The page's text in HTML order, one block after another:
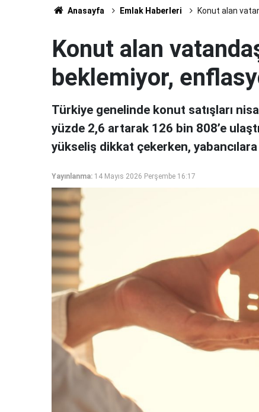
Anasayfa Emlak Haberleri Konut alan
Konut alan
beklemiyor,
Türkiye genelinde konut satışları
yüzde 2,6 artarak 126 bin 808’e
yükseliş dikkat çekerken,
Yayınlanma: 14 Mayıs 2026 Perşembe 16:17